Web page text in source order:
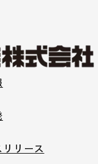
リース